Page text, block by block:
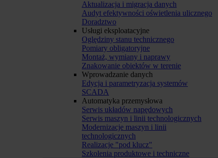
Aktualizacja i migracja danych
Audyt efektywności oświetlenia ulicznego
Doradztwo
Usługi eksploatacyjne
Oględziny stanu technicznego
Pomiary obligatoryjne
Montaż, wymiany i naprawy
Znakowanie obiektów w terenie
Wprowadzanie danych
Edycja i parametryzacja systemów
SCADA
Automatyka przemysłowa
Serwis układów napędowych
Serwis maszyn i linii technologicznych
Modernizacje maszyn i linii
technologicznych
Realizacje "pod klucz"
Szkolenia produktowe i techniczne